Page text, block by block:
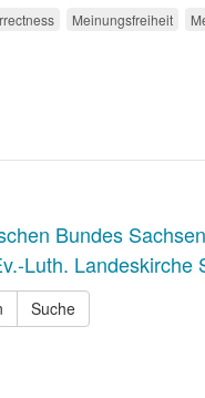
Meinungsfreiheit
Bundes Sachsen
Luth. Landeskirche
Suche